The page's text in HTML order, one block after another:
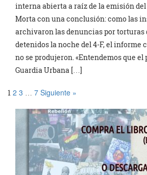
interna abierta a raíz de la emisión
Morta con una conclusión: como las
archivaron las denuncias por torturas
detenidos la noche del 4-F, el informe
no se produjeron. «Entendemos que
Guardia Urbana […]
1 2 3 7 Siguiente »